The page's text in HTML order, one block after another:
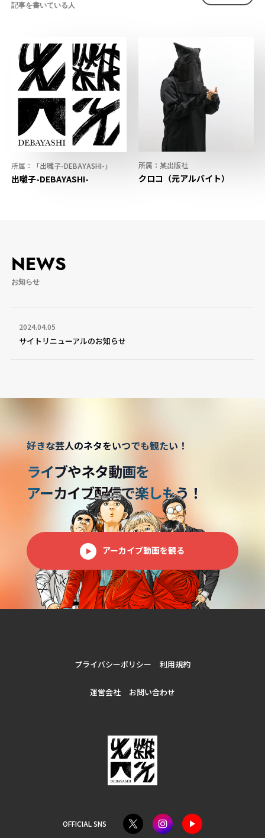
記事を書いている人
所属：「出囃子-DEBAYASHI-」
出囃子-DEBAYASHI-
所属：某出版社
クロコ（元アルバイト）
NEWS
お知らせ
2024.04.05
サイトリニューアルのお知らせ
好きな芸人のネタをいつでも観たい！
ライブやネタ動画を
アーカイブ配信で楽しもう！
アーカイブ動画を観る
プライバシーポリシー 利用規約
運営会社 お問い合わせ
OFFICIAL SNS